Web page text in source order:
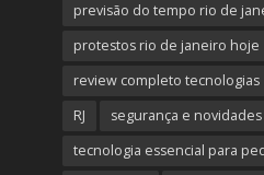
previsão do tempo rio de
protestos rio de janeiro hoje
review completo tecnologias
RJ
segurança e
tecnologia essencial para